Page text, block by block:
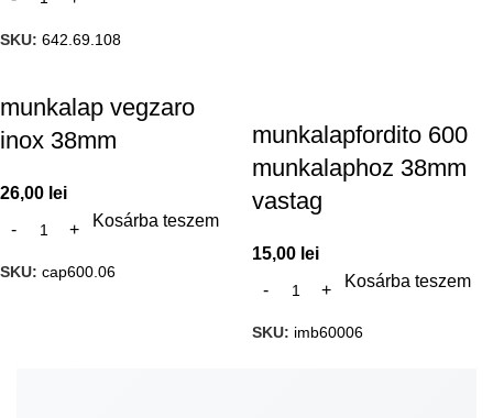
SKU: 642.69.108
munkalap vegzaro
inox 38mm
26,00 lei
Kosárba teszem
SKU: cap600.06
munkalapfordito 600
munkalaphoz 38mm
vastag
15,00 lei
Kosárba teszem
SKU: imb60006